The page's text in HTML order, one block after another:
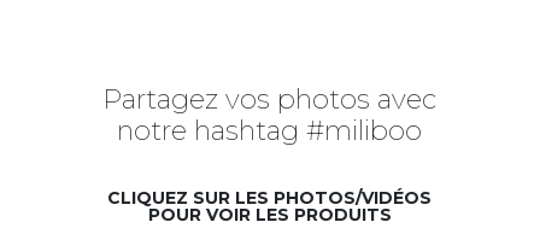
Partagez vos photos avec
notre hashtag #miliboo
CLIQUEZ SUR LES PHOTOS/VIDÉOS
POUR VOIR LES PRODUITS